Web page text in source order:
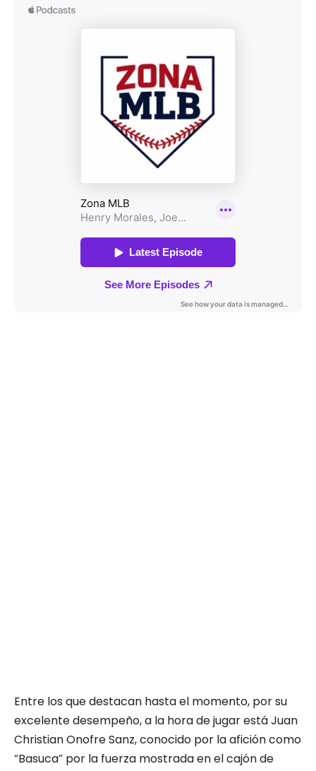
Entre los que destacan hasta el momento, por su
excelente desempeño, a la hora de jugar está Juan
Christian Onofre Sanz, conocido por la afición como
“Basuca” por la fuerza mostrada en el cajón de